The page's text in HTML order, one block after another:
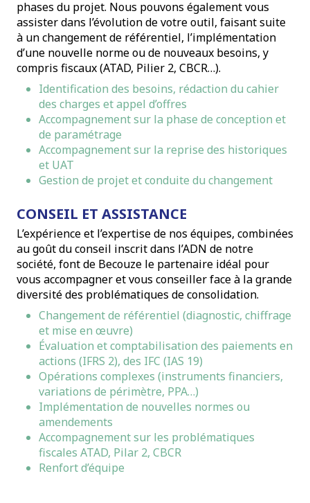
phases du projet. Nous pouvons également vous
assister dans l’évolution de votre outil, faisant suite
à un changement de référentiel, l’implémentation
d’une nouvelle norme ou de nouveaux besoins, y
compris fiscaux (ATAD, Pilier 2, CBCR…).
Identification des besoins, rédaction du cahier
des charges et appel d’offres
Accompagnement sur la phase de conception et
de paramétrage
Accompagnement sur la reprise des historiques
et UAT
Gestion de projet et conduite du changement
CONSEIL ET ASSISTANCE
L’expérience et l’expertise de nos équipes, combinées
au goût du conseil inscrit dans l’ADN de notre
société, font de Becouze le partenaire idéal pour
vous accompagner et vous conseiller face à la grande
diversité des problématiques de consolidation.
Changement de référentiel (diagnostic, chiffrage
et mise en œuvre)
Évaluation et comptabilisation des paiements en
actions (IFRS 2), des IFC (IAS 19)
Opérations complexes (instruments financiers,
variations de périmètre, PPA…)
Implémentation de nouvelles normes ou
amendements
Accompagnement sur les problématiques
fiscales ATAD, Pilar 2, CBCR
Renfort d’équipe